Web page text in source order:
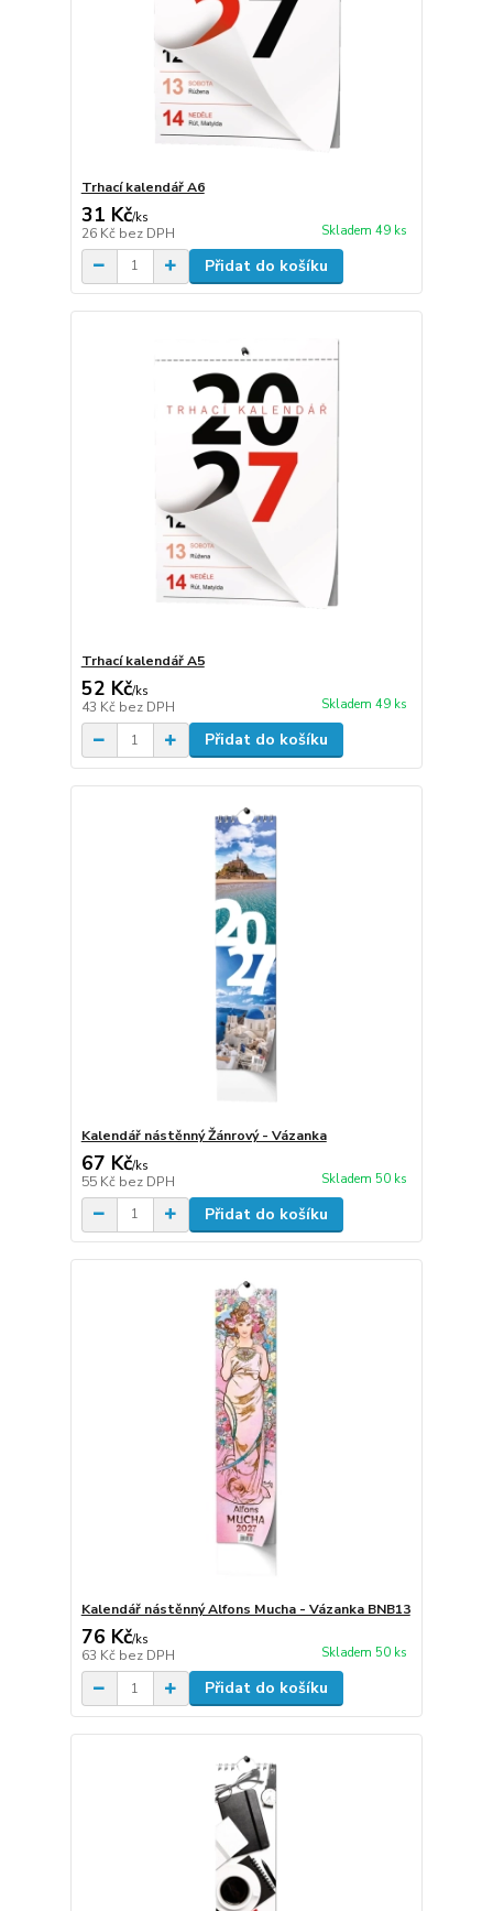
Trhací kalendář A6
31 Kč/ks
26 Kč bez DPH Skladem 49 ks
Přidat do košíku
Trhací kalendář A5
52 Kč/ks
43 Kč bez DPH Skladem 49 ks
Přidat do košíku
Kalendář nástěnný Žánrový - Vázanka
67 Kč/ks
55 Kč bez DPH Skladem 50 ks
Přidat do košíku
Kalendář nástěnný Alfons Mucha - Vázanka BNB13
76 Kč/ks
63 Kč bez DPH Skladem 50 ks
Přidat do košíku